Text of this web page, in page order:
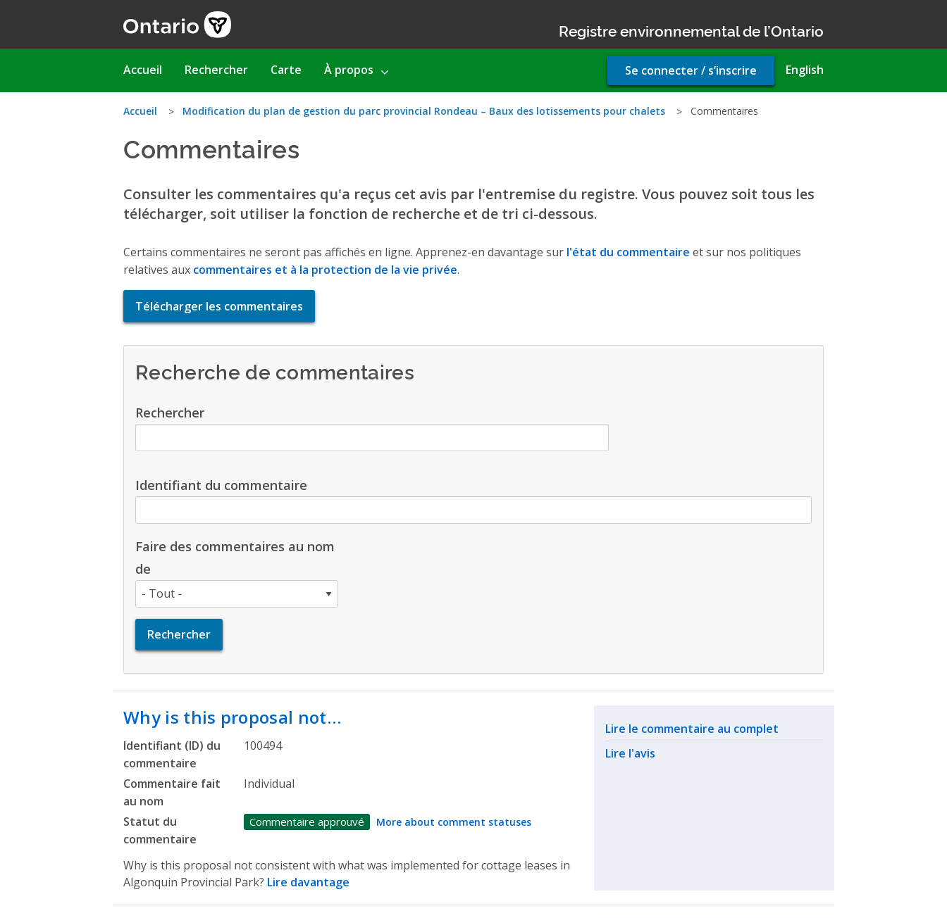
Registre environnemental de l’Ontario
Main
Accueil Rechercher Carte À propos English
User
account
Se connecter / s’inscrire
Vous
êtes
Accueil Modification du plan de gestion du parc provincial Rondeau – Baux des lotissements pour chalets Commentaires
Commentaires
Consulter les commentaires qu'a reçus cet avis par l'entremise du registre. Vous pouvez soit tous les
télécharger, soit utiliser la fonction de recherche et de tri ci-dessous.
Certains commentaires ne seront pas affichés en ligne. Apprenez-en davantage sur l'état du commentaire et sur nos politiques
relatives aux commentaires et à la protection de la vie privée.
Télécharger les commentaires
Recherche de commentaires
Rechercher
Identifiant du commentaire
Faire des commentaires au nom
de
Why is this proposal not…
Identifiant (ID) du
commentaire
100494
Commentaire fait
au nom
Individual
Statut du
commentaire
Commentaire approuvé More about comment statuses
Why is this proposal not consistent with what was implemented for cottage leases in
Algonquin Provincial Park? Lire davantage
Related actions
Lire le commentaire au complet
Lire l'avis